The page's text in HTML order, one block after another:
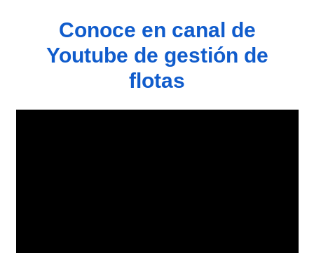
Conoce en canal de
Youtube de gestión de
flotas